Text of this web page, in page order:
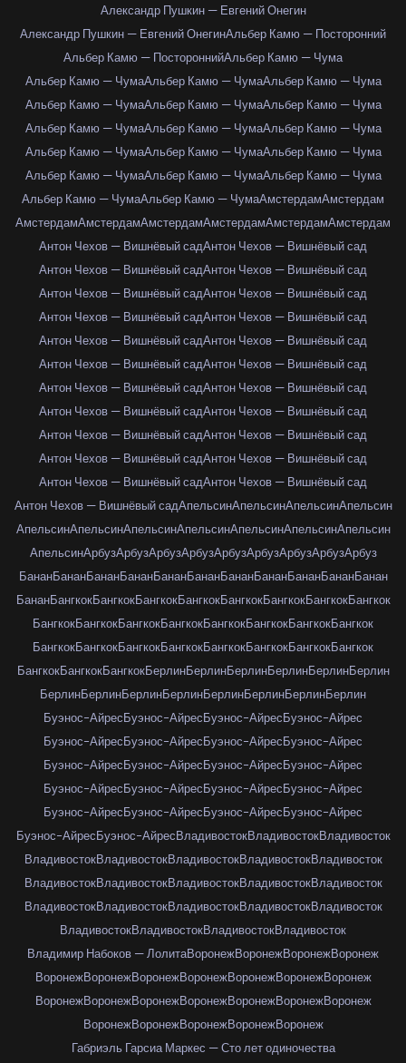
Александр Пушкин — Евгений Онегин
Александр Пушкин — Евгений ОнегинАльбер Камю — Посторонний
Альбер Камю — ПостороннийАльбер Камю — Чума
Альбер Камю — ЧумаАльбер Камю — ЧумаАльбер Камю — Чума
Альбер Камю — ЧумаАльбер Камю — ЧумаАльбер Камю — Чума
Альбер Камю — ЧумаАльбер Камю — ЧумаАльбер Камю — Чума
Альбер Камю — ЧумаАльбер Камю — ЧумаАльбер Камю — Чума
Альбер Камю — ЧумаАльбер Камю — ЧумаАльбер Камю — Чума
Альбер Камю — ЧумаАльбер Камю — ЧумаАмстердамАмстердам
АмстердамАмстердамАмстердамАмстердамАмстердамАмстердам
Антон Чехов — Вишнёвый садАнтон Чехов — Вишнёвый сад
Антон Чехов — Вишнёвый садАнтон Чехов — Вишнёвый сад
Антон Чехов — Вишнёвый садАнтон Чехов — Вишнёвый сад
Антон Чехов — Вишнёвый садАнтон Чехов — Вишнёвый сад
Антон Чехов — Вишнёвый садАнтон Чехов — Вишнёвый сад
Антон Чехов — Вишнёвый садАнтон Чехов — Вишнёвый сад
Антон Чехов — Вишнёвый садАнтон Чехов — Вишнёвый сад
Антон Чехов — Вишнёвый садАнтон Чехов — Вишнёвый сад
Антон Чехов — Вишнёвый садАнтон Чехов — Вишнёвый сад
Антон Чехов — Вишнёвый садАнтон Чехов — Вишнёвый сад
Антон Чехов — Вишнёвый садАнтон Чехов — Вишнёвый сад
Антон Чехов — Вишнёвый садАпельсинАпельсинАпельсинАпельсин
АпельсинАпельсинАпельсинАпельсинАпельсинАпельсинАпельсин
АпельсинАрбузАрбузАрбузАрбузАрбузАрбузАрбузАрбузАрбуз
БананБананБананБананБананБананБананБананБананБананБанан
БананБангкокБангкокБангкокБангкокБангкокБангкокБангкокБангкок
БангкокБангкокБангкокБангкокБангкокБангкокБангкокБангкок
БангкокБангкокБангкокБангкокБангкокБангкокБангкокБангкок
БангкокБангкокБангкокБерлинБерлинБерлинБерлинБерлинБерлин
БерлинБерлинБерлинБерлинБерлинБерлинБерлинБерлин
Буэнос-АйресБуэнос-АйресБуэнос-АйресБуэнос-Айрес
Буэнос-АйресБуэнос-АйресБуэнос-АйресБуэнос-Айрес
Буэнос-АйресБуэнос-АйресБуэнос-АйресБуэнос-Айрес
Буэнос-АйресБуэнос-АйресБуэнос-АйресБуэнос-Айрес
Буэнос-АйресБуэнос-АйресБуэнос-АйресБуэнос-Айрес
Буэнос-АйресБуэнос-АйресВладивостокВладивостокВладивосток
ВладивостокВладивостокВладивостокВладивостокВладивосток
ВладивостокВладивостокВладивостокВладивостокВладивосток
ВладивостокВладивостокВладивостокВладивостокВладивосток
ВладивостокВладивостокВладивостокВладивосток
Владимир Набоков — ЛолитаВоронежВоронежВоронежВоронеж
ВоронежВоронежВоронежВоронежВоронежВоронежВоронеж
ВоронежВоронежВоронежВоронежВоронежВоронежВоронеж
ВоронежВоронежВоронежВоронежВоронеж
Габриэль Гарсиа Маркес — Сто лет одиночества